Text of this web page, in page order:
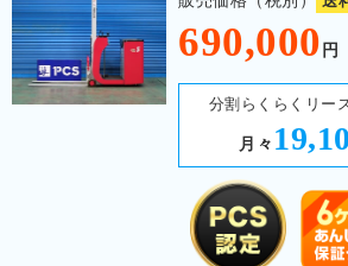
690,000 円
分割らくらくリー
月々